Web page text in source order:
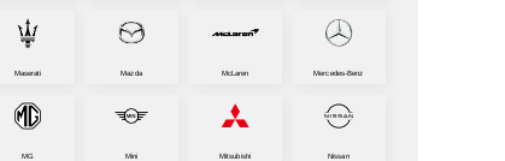
Maserati Mazda McLaren Mercedes-Benz
MG Mini Mitsubishi Nissan